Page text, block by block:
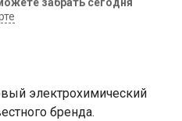
электрохимический
бренда.